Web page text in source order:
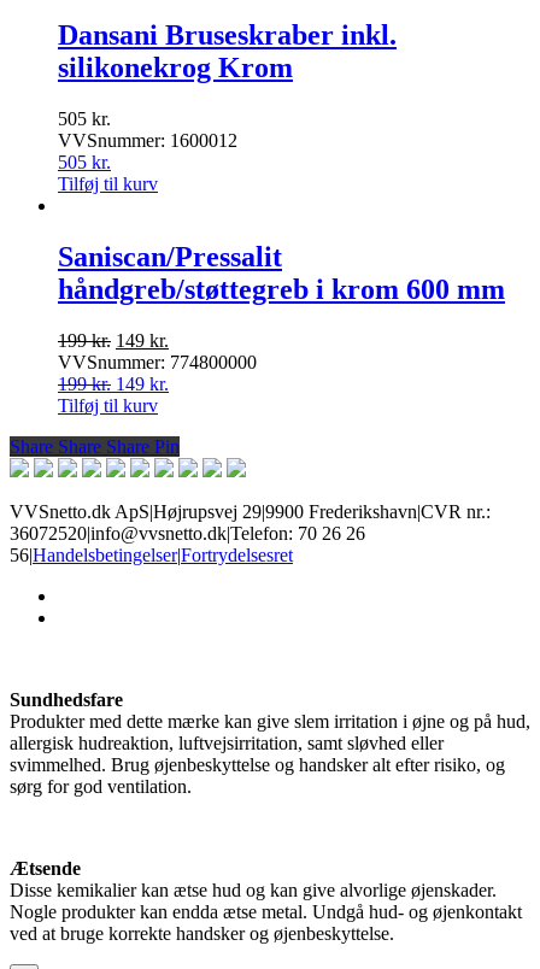
Dansani Bruseskraber inkl.
silikonekrog Krom
505 kr.
VVSnummer: 1600012
505 kr.
Tilføj til kurv
Saniscan/Pressalit
håndgreb/støttegreb i krom 600 mm
199kr. Den
oprindelige
pris
var:
149 kr.
aktuelle
VVSnummer: 774800000
199kr. Den
oprindelige
var:
199 kr..
149 kr.
er:
149 kr..
Tilføj til kurv
Share
Share Share Share Pin
VVSnetto.dk ApS|Højrupsvej 29|9900 Frederikshavn|CVR nr.:
36072520|info@vvsnetto.dk|Telefon: 70 26 26
56|Handelsbetingelser|Fortrydelsesret
Sundhedsfare
Produkter med dette mærke kan give slem irritation i øjne og på hud,
allergisk hudreaktion, luftvejsirritation, samt sløvhed eller
svimmelhed. Brug øjenbeskyttelse og handsker alt efter risiko, og
sørg for god ventilation.
Ætsende
Disse kemikalier kan ætse hud og kan give alvorlige øjenskader.
Nogle produkter kan endda ætse metal. Undgå hud- og øjenkontakt
ved at bruge korrekte handsker og øjenbeskyttelse.